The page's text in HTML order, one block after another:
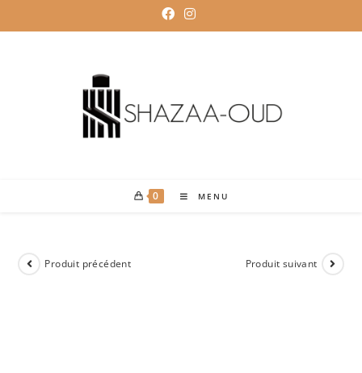
0 MENU
Produit précédent Produit suivant